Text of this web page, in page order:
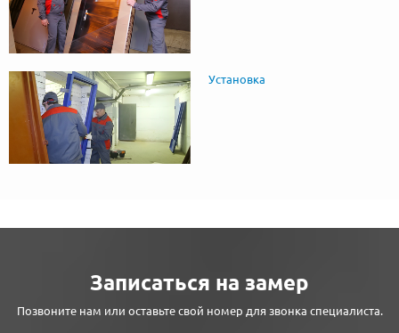
Установка
Записаться на замер
Позвоните нам или оставьте свой номер для звонка специалиста.